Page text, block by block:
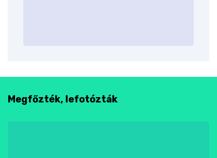
Megfőzték, lefotózták